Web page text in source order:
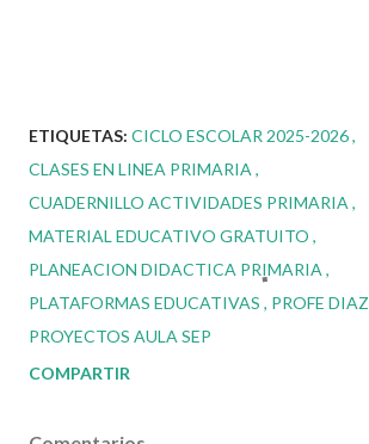
ETIQUETAS: CICLO ESCOLAR 2025-2026
CLASES EN LINEA PRIMARIA
CUADERNILLO ACTIVIDADES PRIMARIA
MATERIAL EDUCATIVO GRATUITO
PLANEACION DIDACTICA PRIMARIA
PLATAFORMAS EDUCATIVAS
PROFE DIAZ
PROYECTOS AULA SEP
COMPARTIR